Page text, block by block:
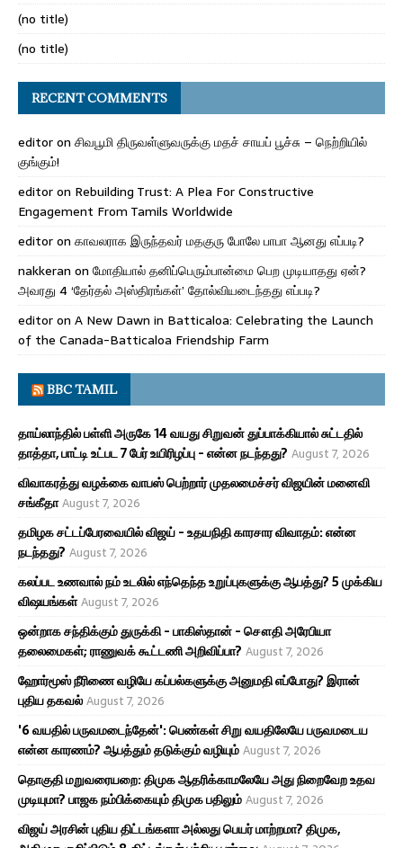
(no title)
(no title)
RECENT COMMENTS
editoron சிவபூமி திருவள்ளுவருக்கு மதச் சாயப் பூச்சு – நெற்றியில்
குங்கும்!
editoron Rebuilding Trust: A Plea For Constructive
Engagement From Tamils Worldwide
editoron காவலராக இருந்தவர் மதகுரு போலே பாபா ஆனது எப்படி?
nakkeran on மோதியால் தனிப்பெரும்பான்மை பெற முடியாதது ஏன்?
அவரது 4 ‘தேர்தல் அஸ்திரங்கள்’ தோல்வியடைந்தது எப்படி?
editoron A New Dawn in Batticaloa: Celebrating the Launch
of the Canada-Batticaloa Friendship Farm
BBC TAMIL
தாய்லாந்தில் பள்ளி அருகே 14 வயது சிறுவன் துப்பாக்கியால் சுட்டதில்
தாத்தா, பாட்டி உட்பட 7 பேர் உயிரிழப்பு - என்ன நடந்தது? August 7, 2026
விவாகரத்து வழக்கை வாபஸ் பெற்றார் முதலமைச்சர் விஜயின் மனைவி
சங்கீதாAugust 7, 2026
தமிழக சட்டப்பேரவையில் விஜய் - உதயநிதி காரசார விவாதம்: என்ன
நடந்தது? August 7, 2026
கலப்பட உணவால் நம் உடலில் எந்தெந்த உறுப்புகளுக்கு ஆபத்து? 5 முக்கிய
விஷயங்கள்August 7, 2026
ஒன்றாக சந்திக்கும் துருக்கி - பாகிஸ்தான் - சௌதி அரேபியா
தலைமைகள்; ராணுவக் கூட்டணி அறிவிப்பா? August 7, 2026
ஹோர்மூஸ் நீரிணை வழியே கப்பல்களுக்கு அனுமதி எப்போது? இரான்
புதிய தகவல்August 7, 2026
'6 வயதில் பருவமடைந்தேன்': பெண்கள் சிறு வயதிலேயே பருவமடைய
என்ன காரணம்? ஆபத்தும் தடுக்கும் வழியும்August 7, 2026
தொகுதி மறுவரையறை: திமுக ஆதரிக்காமலேயே அது நிறைவேற உதவ
முடியுமா? பாஜக நம்பிக்கையும் திமுக பதிலும்August 7, 2026
விஜய் அரசின் புதிய திட்டங்களா அல்லது பெயர் மாற்றமா? திமுக,